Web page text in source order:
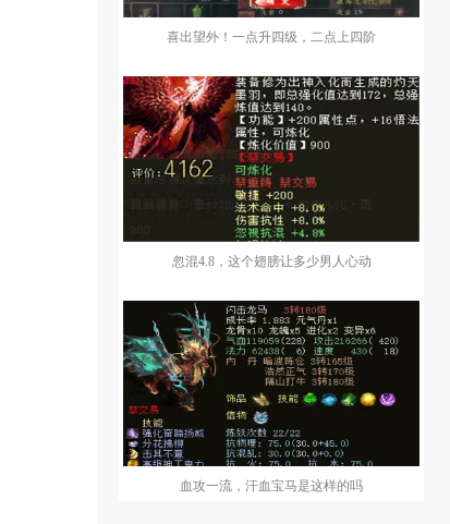
喜出望外！一点升四级，二点上四阶
忽混4.8，这个翅膀让多少男人心动
血攻一流，汗血宝马是这样的吗